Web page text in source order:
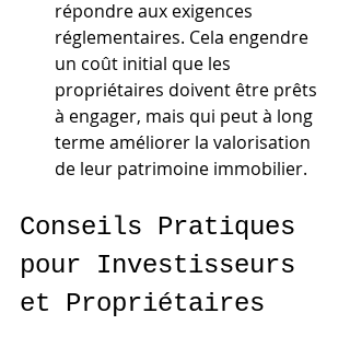
répondre aux exigences
réglementaires. Cela engendre
un coût initial que les
propriétaires doivent être prêts
à engager, mais qui peut à long
terme améliorer la valorisation
de leur patrimoine immobilier.
Conseils Pratiques
pour Investisseurs
et Propriétaires